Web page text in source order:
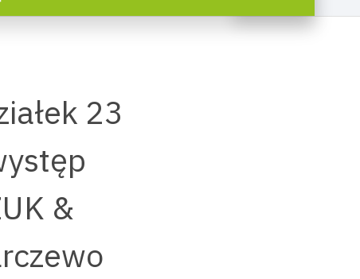
23
&